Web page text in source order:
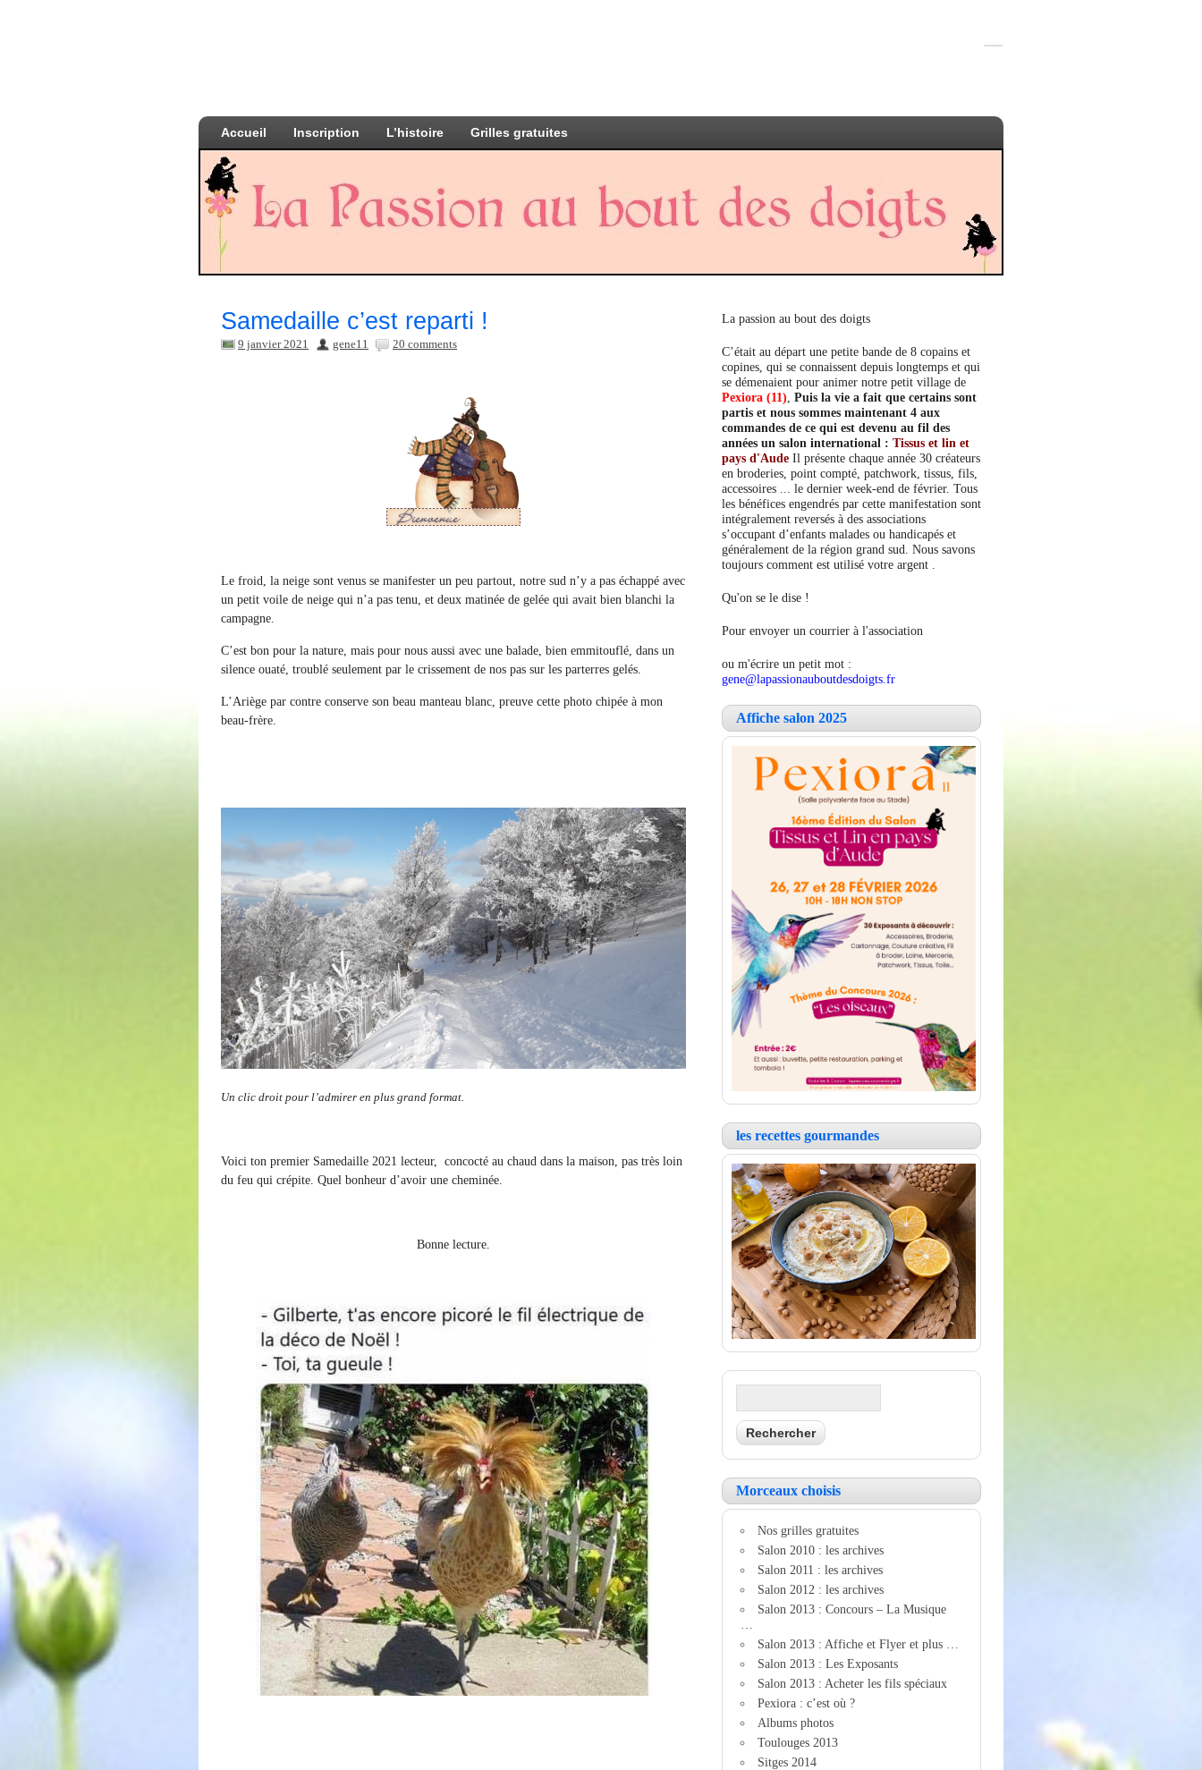
Accueil Inscription L’histoire Grilles gratuites
Samedaille c’est reparti !
9 janvier 2021 gene11 20 comments
Le froid, la neige sont venus se manifester un peu partout, notre sud n’y a pas échappé avec
un petit voile de neige qui n’a pas tenu, et deux matinée de gelée qui avait bien blanchi la
campagne.
C’est bon pour la nature, mais pour nous aussi avec une balade, bien emmitouflé, dans un
silence ouaté, troublé seulement par le crissement de nos pas sur les parterres gelés.
L’Ariège par contre conserve son beau manteau blanc, preuve cette photo chipée à mon
beau-frère.
Un clic droit pour l’admirer en plus grand format.
Voici ton premier Samedaille 2021 lecteur, concocté au chaud dans la maison, pas très loin
du feu qui crépite. Quel bonheur d’avoir une cheminée.
Bonne lecture.
La passion au bout des doigts
C’était au départ une petite bande de 8 copains et
copines, qui se connaissent depuis longtemps et qui
se démenaient pour animer notre petit village de
Pexiora (11) Puis la vie a fait que certains sont
partis et nous sommes maintenant 4 aux
commandes de ce qui est devenu au fil des
années un salon international : Tissus et lin et
pays d'Aude Il présente chaque année 30 créateurs
en broderies, point compté, patchwork, tissus, fils,
accessoires ... le dernier week-end de février. Tous
les bénéfices engendrés par cette manifestation sont
intégralement reversés à des associations
s’occupant d’enfants malades ou handicapés et
généralement de la région grand sud. Nous savons
toujours comment est utilisé votre argent .
Qu'on se le dise !
Pour envoyer un courrier à l'association
ou m'écrire un petit mot :
gene@lapassionauboutdesdoigts.fr
Affiche salon 2025
les recettes gourmandes
Morceaux choisis
Nos grilles gratuites
Salon 2010 : les archives
Salon 2011 : les archives
Salon 2012 : les archives
Salon 2013 : Concours – La Musique
Salon 2013 : Affiche et Flyer et plus …
Salon 2013 : Les Exposants
Salon 2013 : Acheter les fils spéciaux
Pexiora : c’est où ?
Albums photos
Toulouges 2013
Sitges 2014